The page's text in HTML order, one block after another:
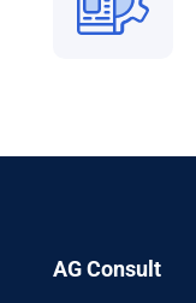
AG Consult